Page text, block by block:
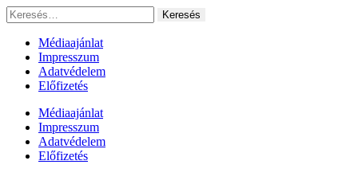
Ugrás
a
tartalomhoz
Keresés:
Médiaajánlat
Impresszum
Adatvédelem
Előfizetés
Médiaajánlat
Impresszum
Adatvédelem
Előfizetés